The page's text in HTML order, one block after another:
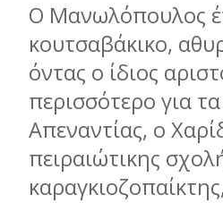
Ο Μανωλόπουλος
κουτσαβάκικο,
όντας ο ίδιος
περισσότερο για
Απεναντίας, ο
πειραιώτικης